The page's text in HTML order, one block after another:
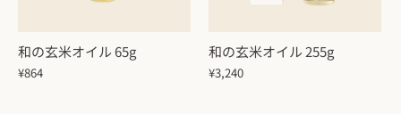
和の玄米オイル 65g
¥864
和の玄米オイル 255g
¥3,240